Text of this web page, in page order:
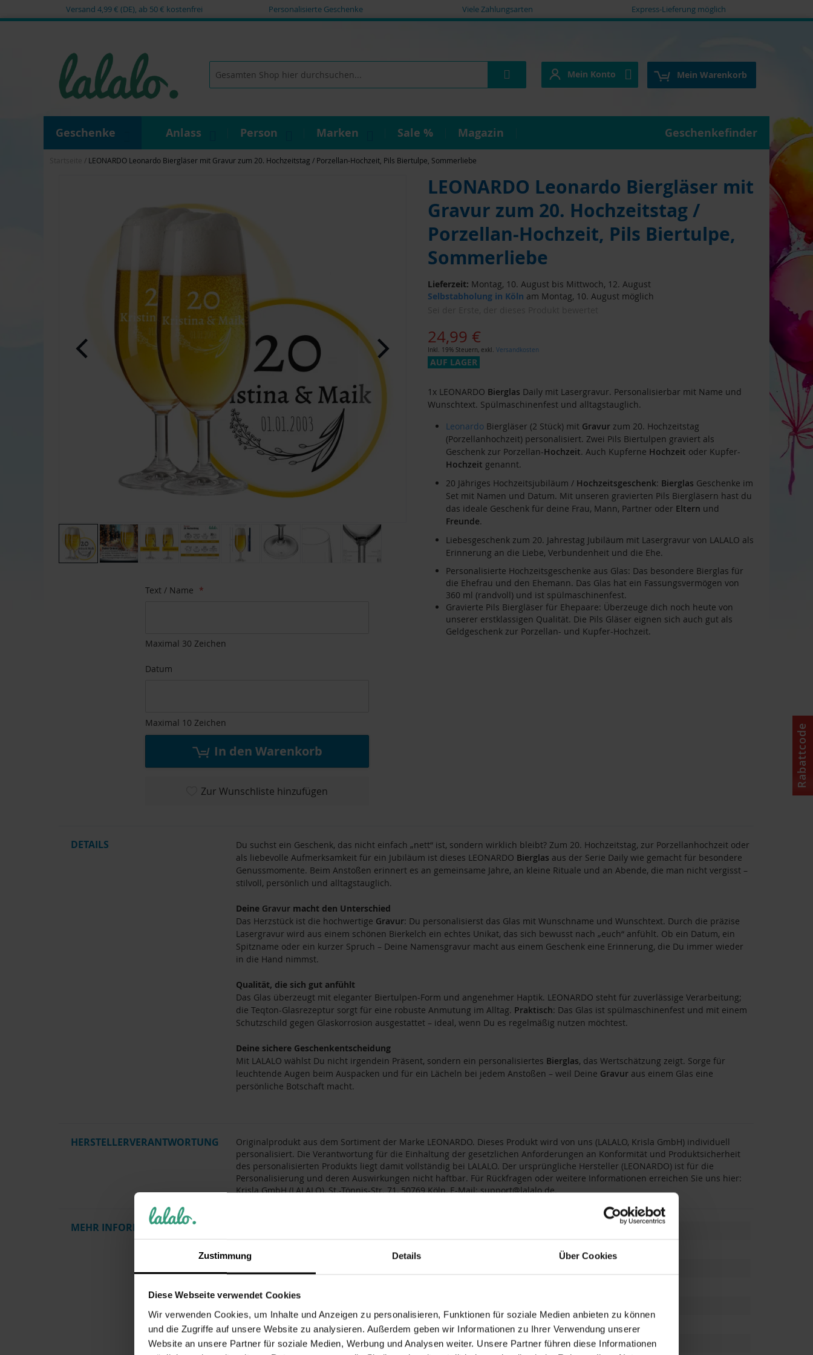
Zustimmung Details Über Cookies
Diese Webseite verwendet Cookies
Wir verwenden Cookies, um Inhalte und Anzeigen zu personalisieren, Funktionen für soziale Medien anbieten zu können
und die Zugriffe auf unsere Website zu analysieren. Außerdem geben wir Informationen zu Ihrer Verwendung unserer
Website an unsere Partner für soziale Medien, Werbung und Analysen weiter. Unsere Partner führen diese Informationen
Versand 4,99 € (DE), ab 50 € kostenfrei Personalisierte Geschenke Viele Zahlungsarten Express-Lieferung möglich
springen
Mein Warenkorb
Mein Konto
Mein Konto
Geschenke Anlass Person Marken Sale % Magazin Geschenkefinder
LEONARDO Leonardo Biergläser mit Gravur zum 20. Hochzeitstag / Porzellan-Hochzeit, Pils Biertulpe, Sommerliebe
LEONARDO Leonardo Biergläser mit
Gravur zum 20. Hochzeitstag /
Porzellan-Hochzeit, Pils Biertulpe,
Sommerliebe
Lieferzeit: Montag, 10. August bis Mittwoch, 12. August
Selbstabholung in Köln am Montag, 10. August möglich
24,99 €
Inkl. 19% Steuern, exkl. Versandkosten
AUF LAGER
1x LEONARDO Bierglas Daily mit Lasergravur. Personalisierbar mit Name und
Wunschtext. Spülmaschinenfest und alltagstauglich.
LeonardoBiergläser (2 Stück) mit Gravurzum 20. Hochzeitstag
(Porzellanhochzeit) personalisiert. Zwei Pils Biertulpen graviert als
Geschenk zur Porzellan-Hochzeit. Auch Kupferne Hochzeit oder Kupfer-
Hochzeit genannt.
20 Jähriges Hochzeitsjubiläum / Hochzeitsgeschenk: Bierglas Geschenke im
Set mit Namen und Datum. Mit unseren gravierten Pils Biergläsern hast du
das ideale Geschenk für deine Frau, Mann, Partner oder Eltern und
Freunde.
Liebesgeschenk zum 20. Jahrestag Jubiläum mit Lasergravur von LALALO als
Erinnerung an die Liebe, Verbundenheit und die Ehe.
Personalisierte Hochzeitsgeschenke aus Glas: Das besondere Bierglas für
die Ehefrau und den Ehemann. Das Glas hat ein Fassungsvermögen von
360 ml (randvoll) und ist spülmaschinenfest.
Gravierte Pils Biergläser für Ehepaare: Überzeuge dich noch heute von
unserer erstklassigen Qualität. Die Pils Gläser eignen sich auch gut als
Geldgeschenk zur Porzellan- und Kupfer-Hochzeit.
Text / Name
Maximal 30 Zeichen
Datum
Maximal 10 Zeichen
In den Warenkorb
Zur Wunschliste hinzufügen
DETAILS
Du suchst ein Geschenk, das nicht einfach „nett“ ist, sondern wirklich bleibt? Zum 20. Hochzeitstag, zur Porzellanhochzeit oder
als liebevolle Aufmerksamkeit für ein Jubiläum ist dieses LEONARDO Bierglas aus der Serie Daily wie gemacht für besondere
Genussmomente. Beim Anstoßen erinnert es an gemeinsame Jahre, an kleine Rituale und an Abende, die man nicht vergisst –
stilvoll, persönlich und alltagstauglich.
Deine Gravurmacht den Unterschied
Das Herzstück ist die hochwertige Gravur: Du personalisierst das Glas mit Wunschname und Wunschtext. Durch die präzise
Lasergravur wird aus einem schönen Bierkelch ein echtes Unikat, das sich bewusst nach „euch“ anfühlt. Ob ein Datum, ein
Spitzname oder ein kurzer Spruch – Deine Namensgravur macht aus einem Geschenk eine Erinnerung, die Du immer wieder
in die Hand nimmst.
Qualität, die sich gut anfühlt
Das Glas überzeugt mit eleganter Biertulpen-Form und angenehmer Haptik. LEONARDO steht für zuverlässige Verarbeitung;
die Teqton-Glasrezeptur sorgt für eine robuste Anmutung im Alltag. Praktisch: Das Glas ist spülmaschinenfest und mit einem
Schutzschild gegen Glaskorrosion ausgestattet – ideal, wenn Du es regelmäßig nutzen möchtest.
Deine sichere Geschenkentscheidung
Mit LALALO wählst Du nicht irgendein Präsent, sondern ein personalisiertes Bierglas, das Wertschätzung zeigt. Sorge für
leuchtende Augen beim Auspacken und für ein Lächeln bei jedem Anstoßen – weil Deine Gravuraus einem Glas eine
persönliche Botschaft macht.
HERSTELLERVERANTWORTUNG
Originalprodukt aus dem Sortiment der Marke LEONARDO. Dieses Produkt wird von uns (LALALO, Krisla GmbH) individuell
personalisiert. Die Verantwortung für die Einhaltung der gesetzlichen Anforderungen an Konformität und Produktsicherheit
des personalisierten Produkts liegt damit vollständig bei LALALO. Der ursprüngliche Hersteller (LEONARDO) ist für die
Personalisierung und deren Auswirkungen nicht haftbar. Für Rückfragen oder weitere Informationen erreichen Sie uns hier:
Krisla GmbH (LALALO), St.-Tönnis-Str. 71, 50769 Köln, E-Mail:support@lalalo.de.
MEHR INFORMATIONEN
Zielgruppe
Mann Frauen ,
Motiv / Form
Text
Rabattcode